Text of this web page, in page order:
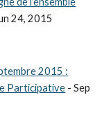
24, 2015
2015 :
Participative - Sep